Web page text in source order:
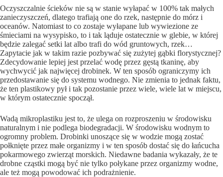
Oczyszczalnie ścieków nie są w stanie wyłapać w 100% tak małych
zanieczyszczeń, dlatego trafiają one do rzek, następnie do mórz i
oceanów. Natomiast to co zostaje wyłapane lub wywiezione ze
śmieciami na wysypisko, to i tak ląduje ostatecznie w glebie, w której
będzie zalegać setki lat albo trafi do wód gruntowych, rzek…
Zapytacie jak w takim razie pozbywać się zużytej gąbki florystycznej?
Zdecydowanie lepiej jest przelać wodę przez gęstą tkaninę, aby
wychwycić jak najwięcej drobinek. W ten sposób ograniczymy ich
przedostawanie się do systemu wodnego. Nie zmienia to jednak faktu,
że ten plastikowy pył i tak pozostanie przez wiele, wiele lat w miejscu,
w którym ostatecznie spoczął.
Wadą mikroplastiku jest to, że ulega on rozproszeniu w środowisku
naturalnym i nie podlega biodegradacji. W środowisku wodnym to
ogromny problem. Drobinki unoszące się w wodzie mogą zostać
połknięte przez małe organizmy i w ten sposób dostać się do łańcucha
pokarmowego zwierząt morskich. Niedawne badania wykazały, że te
drobne cząstki mogą być nie tylko połykane przez organizmy wodne,
ale też mogą powodować ich podrażnienie.